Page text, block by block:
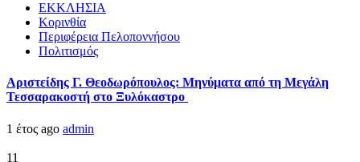
ΕΚΚΛΗΣΙΑ
Κορινθία
Περιφέρεια Πελοποννήσου
Πολιτισμός
Αριστείδης Γ. Θεοδωρόπουλος: Μηνύματα από τη Μεγάλη
Τεσσαρακοστή στο Ξυλόκαστρο
1 έτος ago admin
11